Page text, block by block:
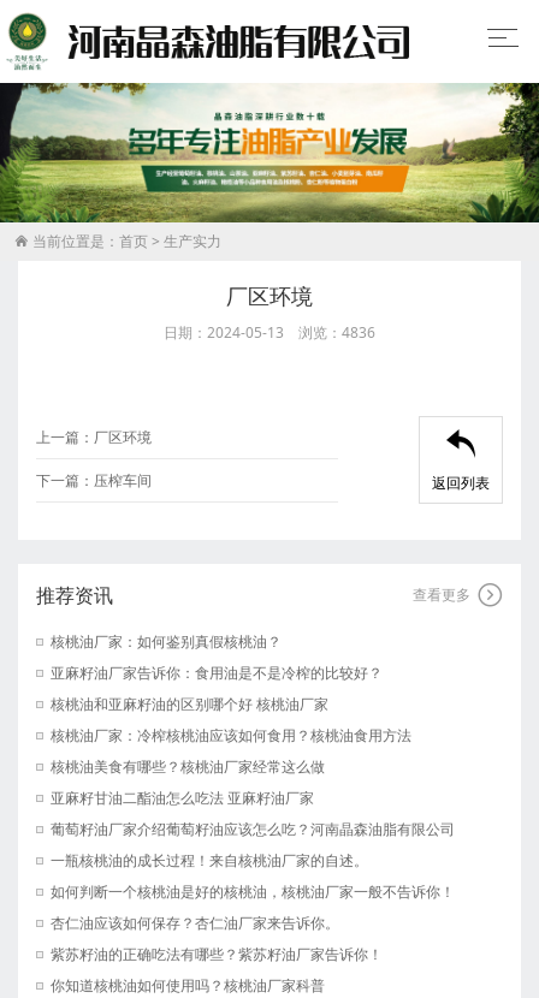
 当前位置是： 首页> 生产实力
厂区环境
日期：2024-05-13 浏览：4836
上一篇： 厂区环境
下一篇： 压榨车间

返回列表
推荐资讯 查看更多 
核桃油厂家：如何鉴别真假核桃油？
亚麻籽油厂家告诉你：食用油是不是冷榨的比较好？
核桃油和亚麻籽油的区别哪个好 核桃油厂家
核桃油厂家：冷榨核桃油应该如何食用？核桃油食用方法
核桃油美食有哪些？核桃油厂家经常这么做
亚麻籽甘油二酯油怎么吃法 亚麻籽油厂家
葡萄籽油厂家介绍葡萄籽油应该怎么吃？河南晶森油脂有限公司
一瓶核桃油的成长过程！来自核桃油厂家的自述。
如何判断一个核桃油是好的核桃油，核桃油厂家一般不告诉你！
杏仁油应该如何保存？杏仁油厂家来告诉你。
紫苏籽油的正确吃法有哪些？紫苏籽油厂家告诉你！
你知道核桃油如何使用吗？核桃油厂家科普